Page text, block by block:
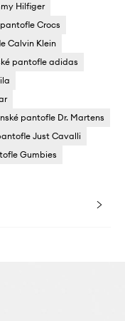
Hilfiger
Crocs
Calvin Klein
pantofle adidas
pantofle Dr. Martens
Just Cavalli
Gumbies